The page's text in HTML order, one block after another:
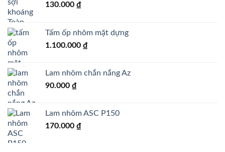
130.000 ₫
Tấm ốp nhôm mặt dựng
1.100.000 ₫
Lam nhôm chắn nắng Az
90.000 ₫
Lam nhôm ASC P150
170.000 ₫